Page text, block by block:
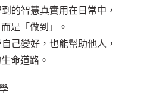
的智慧真實用在日常中，
是「做到」。
己變好，也能幫助他人，
命道路。